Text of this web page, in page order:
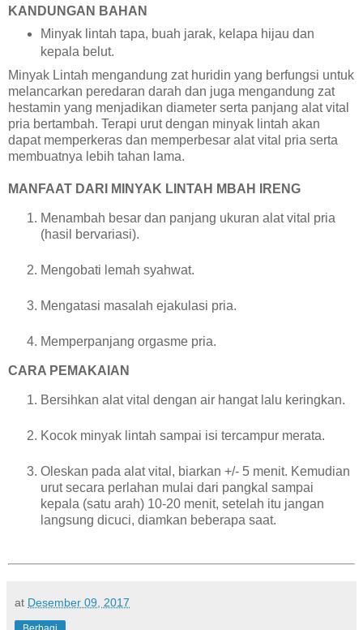
KANDUNGAN BAHAN
Minyak lintah tapa, buah jarak, kelapa hijau dan
kepala belut.
Minyak Lintah mengandung zat huridin yang berfungsi untuk
melancarkan peredaran darah dan juga mengandung zat
hestamin yang menjadikan diameter serta panjang alat vital
pria bertambah. Terapi urut dengan minyak lintah akan
dapat memperkeras dan memperbesar alat vital pria serta
membuatnya lebih tahan lama.
MANFAAT DARI MINYAK LINTAH MBAH IRENG
Menambah besar dan panjang ukuran alat vital pria
(hasil bervariasi).
Mengobati lemah syahwat.
Mengatasi masalah ejakulasi pria.
Memperpanjang orgasme pria.
CARA PEMAKAIAN
Bersihkan alat vital dengan air hangat lalu keringkan.
Kocok minyak lintah sampai isi tercampur merata.
Oleskan pada alat vital, biarkan +/- 5 menit. Kemudian
urut secara perlahan mulai dari pangkal sampai
kepala (satu arah) 10-20 menit, setelah itu jangan
langsung dicuci, diamkan beberapa saat.
at Desember 09, 2017